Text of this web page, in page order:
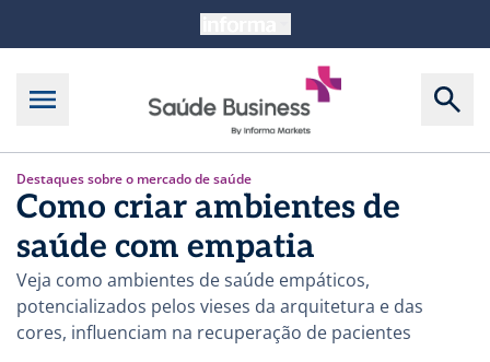
Destaques sobre o mercado de saúde
Como criar ambientes de
saúde com empatia
Veja como ambientes de saúde empáticos,
potencializados pelos vieses da arquitetura e das
cores, influenciam na recuperação de pacientes